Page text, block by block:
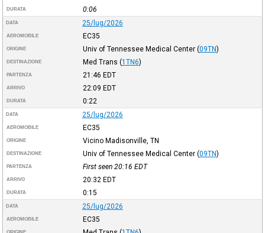
DURATA 0:06
DATA 25/lug/2026
AEROMOBILE EC35
ORIGINE Univ of Tennessee Medical Center (09TN)
DESTINAZIONE Med Trans (1TN6)
PARTENZA 21:46 EDT
ARRIVO 22:09 EDT
DURATA 0:22
DATA 25/lug/2026
AEROMOBILE EC35
ORIGINE Vicino Madisonville, TN
DESTINAZIONE Univ of Tennessee Medical Center (09TN)
PARTENZA First seen 20:16 EDT
ARRIVO 20:32 EDT
DURATA 0:15
DATA 25/lug/2026
AEROMOBILE EC35